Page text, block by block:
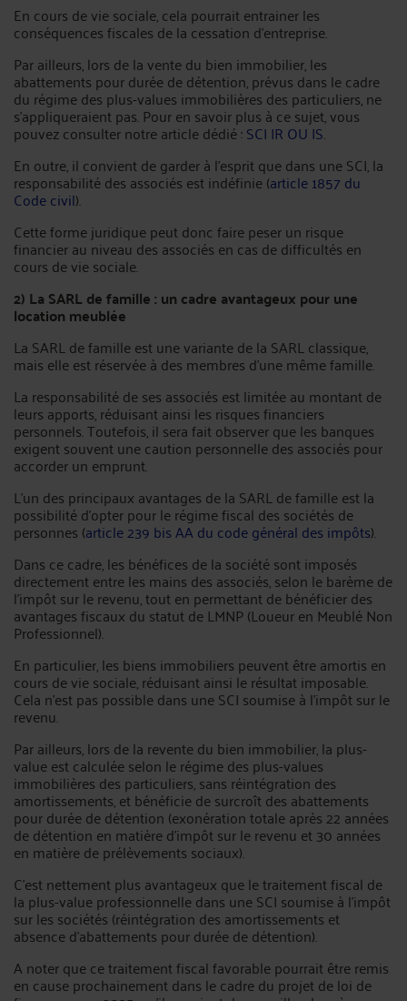
En cours de vie sociale, cela pourrait entrainer les
conséquences fiscales de la cessation d’entreprise.
Par ailleurs, lors de la vente du bien immobilier, les
abattements pour durée de détention, prévus dans le cadre
du régime des plus-values immobilières des particuliers, ne
s’appliqueraient pas. Pour en savoir plus à ce sujet, vous
pouvez consulter notre article dédié :SCI IR OU IS.
En outre, il convient de garder à l'esprit que dans une SCI, la
responsabilité des associés est indéfinie (article 1857 du
Code civil).
Cette forme juridique peut donc faire peser un risque
financier au niveau des associés en cas de difficultés en
cours de vie sociale.
2) La SARL de famille : un cadre avantageux pour une
location meublée
La SARL de famille est une variante de la SARL classique,
mais elle est réservée à des membres d’une même famille.
La responsabilité de ses associés est limitée au montant de
leurs apports, réduisant ainsi les risques financiers
personnels. Toutefois, il sera fait observer que les banques
exigent souvent une caution personnelle des associés pour
accorder un emprunt.
L’un des principaux avantages de la SARL de famille est la
possibilité d’opter pour le régime fiscal des sociétés de
personnes (article 239 bis AA du code général des impôts).
Dans ce cadre, les bénéfices de la société sont imposés
directement entre les mains des associés, selon le barème de
l’impôt sur le revenu, tout en permettant de bénéficier des
avantages fiscaux du statut de LMNP (Loueur en Meublé Non
Professionnel).
En particulier, les biens immobiliers peuvent être amortis en
cours de vie sociale, réduisant ainsi le résultat imposable.
Cela n’est pas possible dans une SCI soumise à l’impôt sur le
revenu.
Par ailleurs, lors de la revente du bien immobilier, la plus-
value est calculée selon le régime des plus-values
immobilières des particuliers, sans réintégration des
amortissements, et bénéficie de surcroît des abattements
pour durée de détention (exonération totale après 22 années
de détention en matière d’impôt sur le revenu et 30 années
en matière de prélèvements sociaux).
C’est nettement plus avantageux que le traitement fiscal de
la plus-value professionnelle dans une SCI soumise à l’impôt
sur les sociétés (réintégration des amortissements et
absence d’abattements pour durée de détention).
A noter que ce traitement fiscal favorable pourrait être remis
en cause prochainement dans le cadre du projet de loi de